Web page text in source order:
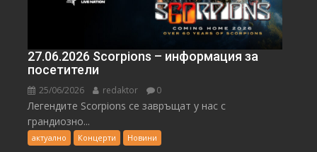
27.06.2026 Scorpions – информация за
посетители
25/06/2026 redaktor 0
Легендите Scorpions се завръщат у нас с
грандиозно...
актуално Концерти Новини